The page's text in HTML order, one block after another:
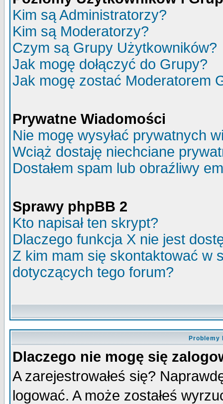
Kim są Administratorzy?
Kim są Moderatorzy?
Czym są Grupy Użytkowników?
Jak mogę dołączyć do Grupy?
Jak mogę zostać Moderatorem
Prywatne Wiadomości
Nie mogę wysyłać prywatnych
Wciąż dostaję niechciane
Dostałem spam lub obraźliwy
Sprawy phpBB 2
Kto napisał ten skrypt?
Dlaczego funkcja X nie jest
Z kim mam się skontaktować w
dotyczących tego forum?
Problemy
Dlaczego nie mogę się
A zarejestrowałeś się?
logować. A może zostałeś